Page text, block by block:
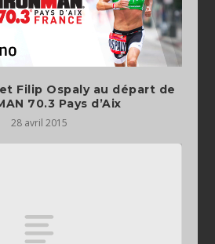
Filip Ospaly au départ de
28 avril 2015